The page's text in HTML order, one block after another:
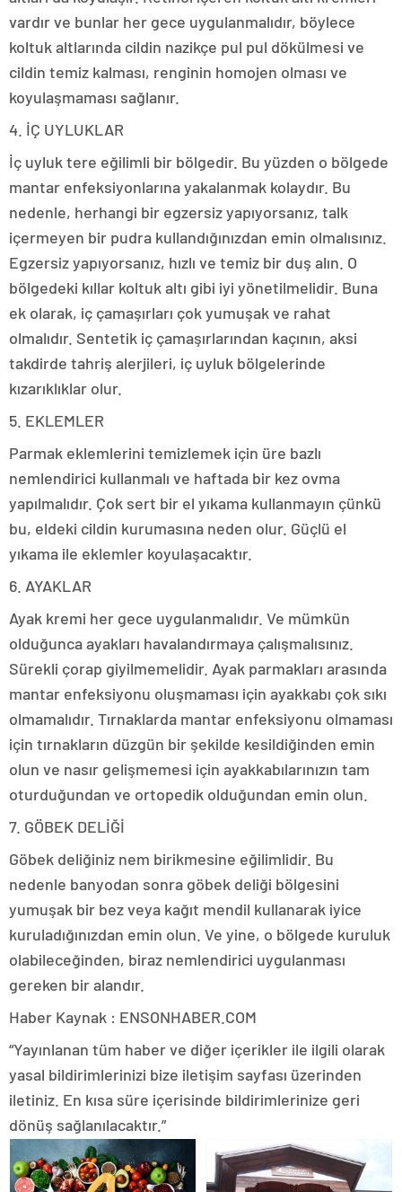
vardır ve bunlar her gece uygulanmalıdır, böylece
koltuk altlarında cildin nazikçe pul pul dökülmesi ve
cildin temiz kalması, renginin homojen olması ve
koyulaşmaması sağlanır.
4. İÇ UYLUKLAR
İç uyluk tere eğilimli bir bölgedir. Bu yüzden o bölgede
mantar enfeksiyonlarına yakalanmak kolaydır. Bu
nedenle, herhangi bir egzersiz yapıyorsanız, talk
içermeyen bir pudra kullandığınızdan emin olmalısınız.
Egzersiz yapıyorsanız, hızlı ve temiz bir duş alın. O
bölgedeki kıllar koltuk altı gibi iyi yönetilmelidir. Buna
ek olarak, iç çamaşırları çok yumuşak ve rahat
olmalıdır. Sentetik iç çamaşırlarından kaçının, aksi
takdirde tahriş alerjileri, iç uyluk bölgelerinde
kızarıklıklar olur.
5. EKLEMLER
Parmak eklemlerini temizlemek için üre bazlı
nemlendirici kullanmalı ve haftada bir kez ovma
yapılmalıdır. Çok sert bir el yıkama kullanmayın çünkü
bu, eldeki cildin kurumasına neden olur. Güçlü el
yıkama ile eklemler koyulaşacaktır.
6. AYAKLAR
Ayak kremi her gece uygulanmalıdır. Ve mümkün
olduğunca ayakları havalandırmaya çalışmalısınız.
Sürekli çorap giyilmemelidir. Ayak parmakları arasında
mantar enfeksiyonu oluşmaması için ayakkabı çok sıkı
olmamalıdır. Tırnaklarda mantar enfeksiyonu olmaması
için tırnakların düzgün bir şekilde kesildiğinden emin
olun ve nasır gelişmemesi için ayakkabılarınızın tam
oturduğundan ve ortopedik olduğundan emin olun.
7. GÖBEK DELİĞİ
Göbek deliğiniz nem birikmesine eğilimlidir. Bu
nedenle banyodan sonra göbek deliği bölgesini
yumuşak bir bez veya kağıt mendil kullanarak iyice
kuruladığınızdan emin olun. Ve yine, o bölgede kuruluk
olabileceğinden, biraz nemlendirici uygulanması
gereken bir alandır.
Haber Kaynak : ENSONHABER.COM
“Yayınlanan tüm haber ve diğer içerikler ile ilgili olarak
yasal bildirimlerinizi bize iletişim sayfası üzerinden
iletiniz. En kısa süre içerisinde bildirimlerinize geri
dönüş sağlanılacaktır.”